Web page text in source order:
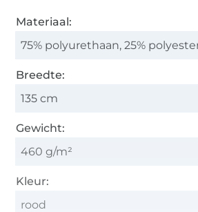
Materiaal:
75% polyurethaan, 25%
Breedte:
135 cm
Gewicht:
460 g/m²
Kleur:
rood